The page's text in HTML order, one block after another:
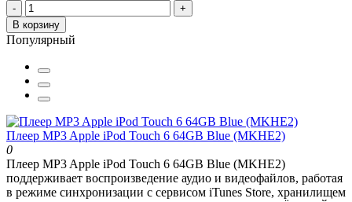
-
+
В корзину
Популярный
Плеер MP3 Apple iPod Touch 6 64GB Blue (MKHE2)
0
Плеер MP3 Apple iPod Touch 6 64GB Blue (MKHE2)
поддерживает воспроизведение аудио и видеофайлов, работая
в режиме синхронизации с сервисом iTunes Store, хранилищем